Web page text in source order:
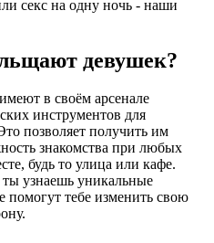
секс на одну ночь - наши
девушек?
в своём арсенале
инструментов для
позволяет получить им
знакомства при любых
будь то улица или кафе.
узнаешь уникальные
помогут тебе изменить свою